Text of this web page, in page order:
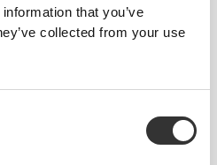
that you’ve
collected from your use
Mieszanka Błonnikowa 450g